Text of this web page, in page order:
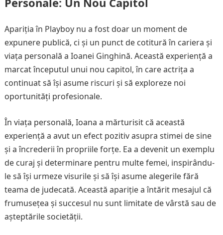
Apariția în Playboy nu a fost doar un moment de
expunere publică, ci și un punct de cotitură în cariera și
viața personală a Ioanei Ginghină. Această experiență a
marcat începutul unui nou capitol, în care actrița a
continuat să își asume riscuri și să exploreze noi
oportunități profesionale.
În viața personală, Ioana a mărturisit că această
experiență a avut un efect pozitiv asupra stimei de sine
și a încrederii în propriile forțe. Ea a devenit un exemplu
de curaj și determinare pentru multe femei, inspirându-
le să își urmeze visurile și să își asume alegerile fără
teama de judecată. Această apariție a întărit mesajul că
frumusețea și succesul nu sunt limitate de vârstă sau de
așteptările societății.